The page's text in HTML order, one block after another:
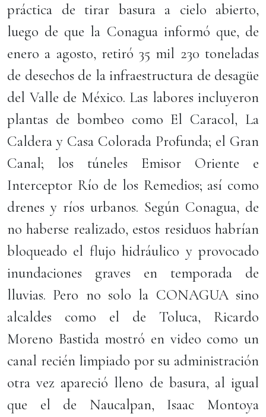
práctica de tirar basura a cielo abierto,
luego de que la Conagua informó que, de
enero a agosto, retiró 35 mil 230 toneladas
de desechos de la infraestructura de desagüe
del Valle de México. Las labores incluyeron
plantas de bombeo como El Caracol, La
Caldera y Casa Colorada Profunda; el Gran
Canal; los túneles Emisor Oriente e
Interceptor Río de los Remedios; así como
drenes y ríos urbanos. Según Conagua, de
no haberse realizado, estos residuos habrían
bloqueado el flujo hidráulico y provocado
inundaciones graves en temporada de
lluvias. Pero no solo la CONAGUA sino
alcaldes como el de Toluca, Ricardo
Moreno Bastida mostró en video como un
canal recién limpiado por su administración
otra vez apareció lleno de basura, al igual
que el de Naucalpan, Isaac Montoya